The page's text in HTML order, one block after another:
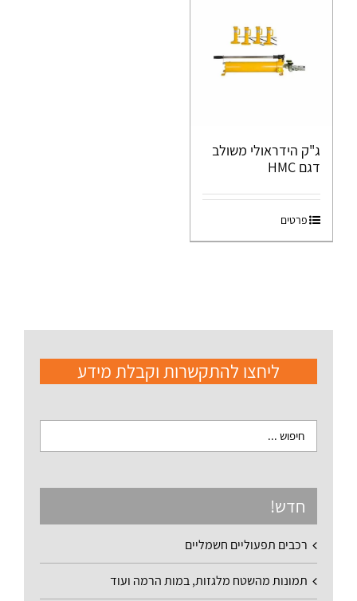
ג"ק הידראולי משולב
דגם HMC
פרטים
ליחצו להתקשרות וקבלת מידע
חדש!
רכבים תפעוליים חשמליים
תמונות מהשטח מלגזות, במות הרמה ועוד